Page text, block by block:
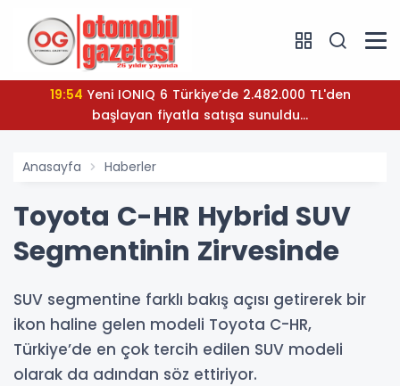
19:54
başlayan fiyatla satışa sunuldu...
Anasayfa Haberler
Toyota C-HR Hybrid SUV
Segmentinin Zirvesinde
SUV segmentine farklı bakış açısı getirerek bir
ikon haline gelen modeli Toyota C-HR,
Türkiye’de en çok tercih edilen SUV modeli
olarak da adından söz ettiriyor.